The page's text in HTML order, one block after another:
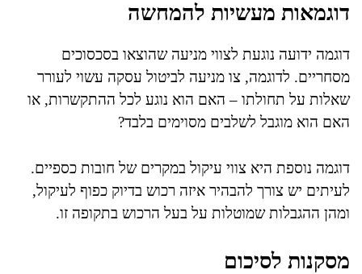
דוגמאות מעשיות להמחשה
דוגמה ידועה נוגעת לצווי מניעה שהוצאו בסכסוכים
מסחריים. לדוגמה, צו מניעה לביטול עסקה עשוי לעורר
שאלות על תחולתו – האם הוא נוגע לכל ההתקשרות, או
האם הוא מוגבל לשלבים מסוימים בלבד?
דוגמה נוספת היא צווי עיקול במקרים של חובות כספיים.
לעיתים יש צורך להבהיר איזה רכוש בדיוק כפוף לעיקול,
ומהן ההגבלות שמוטלות על בעל הרכוש בתקופה זו.
מסקנות לסיכום